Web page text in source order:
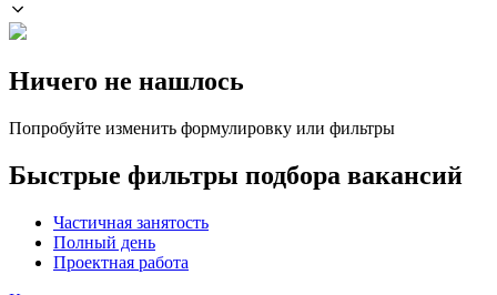
Ничего не нашлось
Попробуйте изменить формулировку или фильтры
Быстрые фильтры подбора вакансий
Частичная занятость
Полный день
Проектная работа